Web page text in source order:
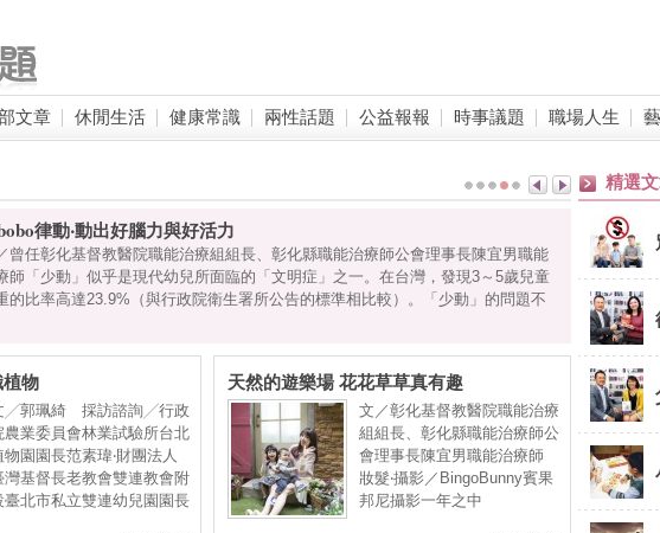
文章 休閒生活 健康常識 兩性話題 公益報報 時事議題 職場人生
頭好壯壯！寶寶健康體質從小調養
文／洪郁鈞採訪諮詢／全德中醫診所中醫師暨《跟著中醫爸爸調小兒體質》作者劉宗
翰從孕期到孩子青春期之前，體質變化深受許多因素影響，雖然寶寶的先天體質在出
生前已大致決定，但後天的培養與累積，仍有機會為寶寶未來的基礎體質加分。孕媽
物
╱郭珮綺 採訪諮詢╱行政
農業委員會林業試驗所台北
物園園長范素瑋‧財團法人
灣基督長老教會雙連教會附
臺北市私立雙連幼兒園園長
天然的遊樂場 花花草草真有趣
文／彰化基督教醫院職能治療
組組長、彰化縣職能治療師公
會理事長陳宜男職能治療師
妝髮‧攝影／BingoBunny賓果
邦尼攝影一年之中
精選